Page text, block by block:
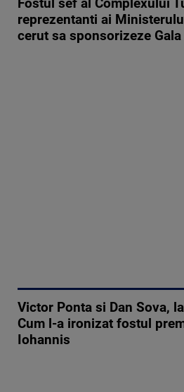
Fostul sef al Complexului
reprezentanti ai
cerut sa sponsorizeze Gala
Victor Ponta si Dan Sova,
Cum l-a ironizat fostul
Iohannis